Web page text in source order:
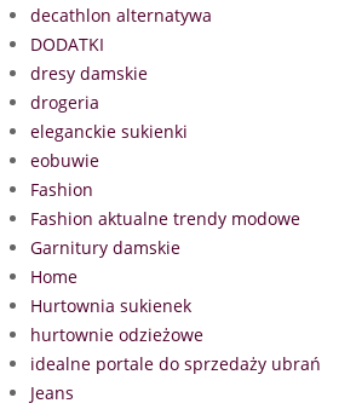
decathlon alternatywa
DODATKI
dresy damskie
drogeria
eleganckie sukienki
eobuwie
Fashion
Fashion aktualne trendy modowe
Garnitury damskie
Home
Hurtownia sukienek
hurtownie odzieżowe
idealne portale do sprzedaży ubrań
Jeans